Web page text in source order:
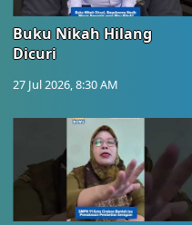
Buku Nikah Hilang
Dicuri
27 Jul 2026, 8:30 AM